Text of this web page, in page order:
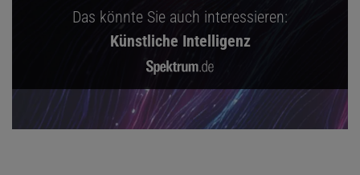
Das könnte Sie auch interessieren:
Künstliche Intelligenz